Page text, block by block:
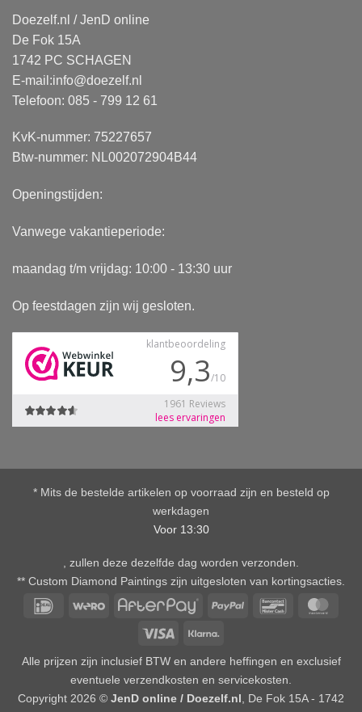
Doezelf.nl / JenD online
De Fok 15A
1742 PC SCHAGEN
E-mail:info@doezelf.nl
Telefoon: 085 - 799 12 61
KvK-nummer: 75227657
Btw-nummer: NL002072904B44
Openingstijden:
Vanwege vakantieperiode:
maandag t/m vrijdag: 10:00 - 13:30 uur
Op feestdagen zijn wij gesloten.
* Mits de bestelde artikelen op voorraad zijn en besteld op
werkdagen
Voor 13:30
, zullen deze dezelfde dag worden verzonden.
** Custom Diamond Paintings zijn uitgesloten van kortingsacties.
IDeal
Wero AfterPayPayPal Bancontact
Visa
Alle prijzen zijn inclusief BTW en andere heffingen en exclusief
eventuele verzendkosten en servicekosten.
Copyright 2026 © JenD online / Doezelf.nl , De Fok 15A - 1742